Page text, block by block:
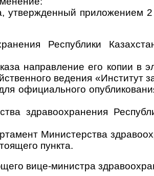
приложением
Республики
направление его копии в
ведения
официального
здравоохранения
Министерства
пункта.
вице-министра